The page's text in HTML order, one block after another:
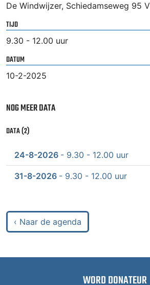
De Windwijzer, Schiedamseweg 95
TIJD
9.30 - 12.00 uur
DATUM
10-2-2025
NOG MEER DATA
DATA (2)
24-8-2026 - 9.30 - 12.00 uur
31-8-2026 - 9.30 - 12.00 uur
‹ Naar de agenda
WORD DONATEUR